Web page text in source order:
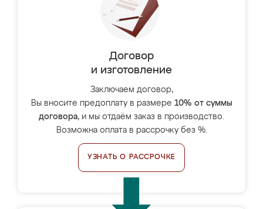
Договор
и изготовление
Заключаем договор,
Вы вносите предоплату в размере 10% от суммы
договора, и мы отдаём заказ в производство.
Возможна оплата в рассрочку без %.
УЗНАТЬ О РАССРОЧКЕ